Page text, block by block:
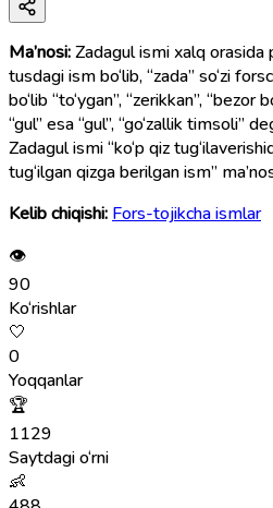
Ma’nosi:Zadagul ismi xalq orasida
tusdagi ism bo‘lib, “zada” so‘zi
bo‘lib “to‘ygan”, “zerikkan”, “bezor
“gul” esa “gul”, “go‘zallik timsoli”
Zadagul ismi “ko‘p qiz
tug‘ilgan qizga berilgan ism”
Kelib chiqishi: Fors-tojikcha ismlar
👁
90
Ko‘rishlar
🤍
0
Yoqqanlar
🏆
1129
Saytdagi o‘rni
👶